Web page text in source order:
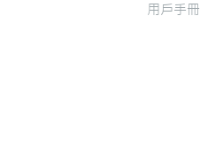
​用戶手冊